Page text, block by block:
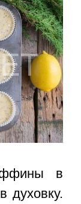
в
духовку.